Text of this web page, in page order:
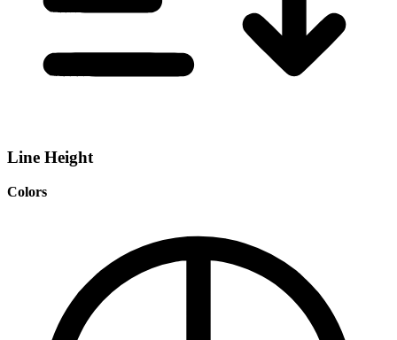
Line Height
Colors